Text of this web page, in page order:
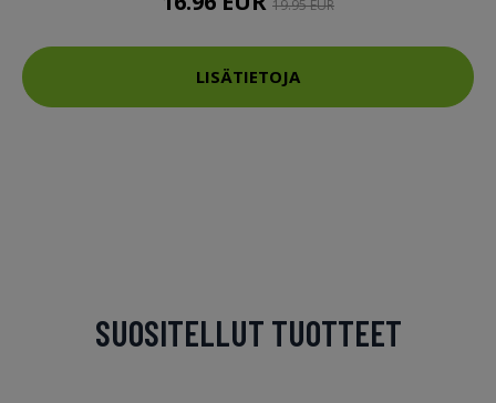
19.95 EUR
LISÄTIETOJA
SUOSITELLUT TUOTTEET